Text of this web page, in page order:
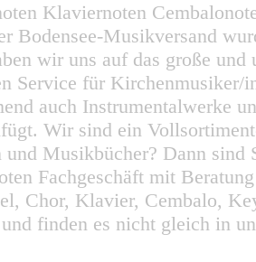
Klaviernoten
Bodensee-Musikversand
wir uns auf das große
Service für
auch Instrumentalwerke
Wir sind ein
und Musikbücher? Dann
Fachgeschäft mit
Chor, Klavier, Cembalo,
finden es nicht gleich in